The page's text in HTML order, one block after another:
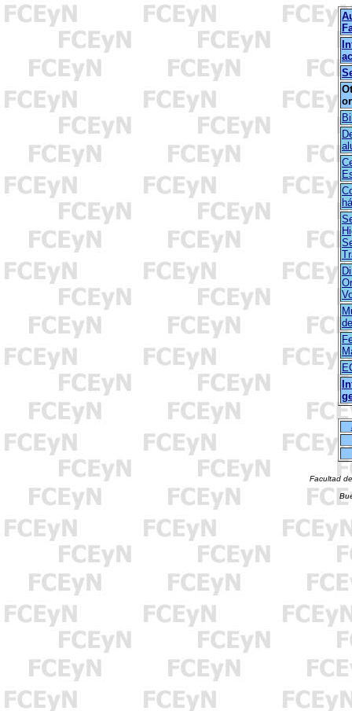
Facultad